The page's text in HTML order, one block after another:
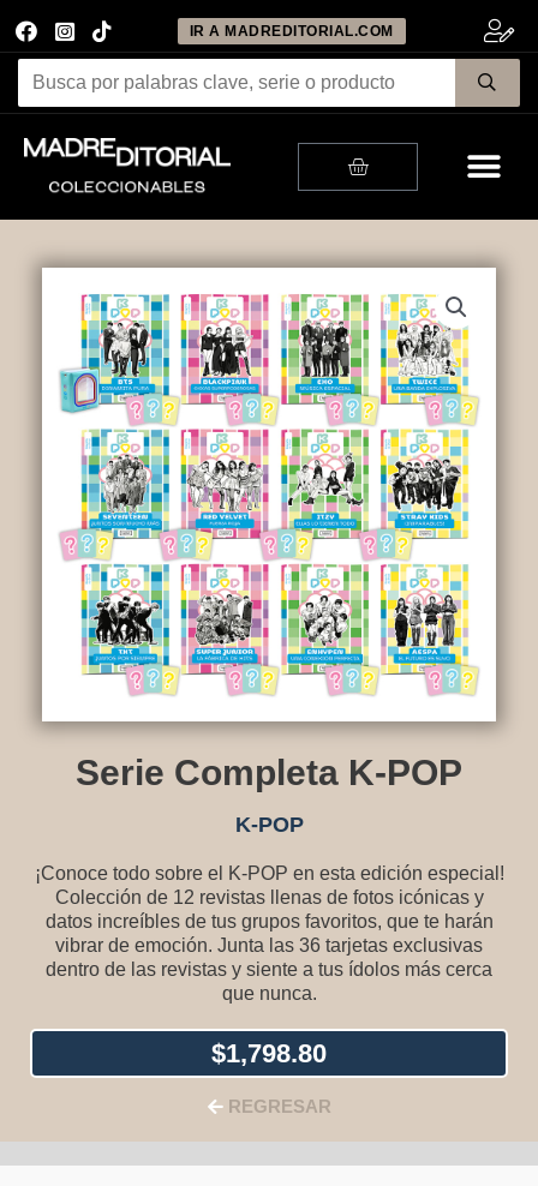
IR A MADREDITORIAL.COM
Cart
Serie Completa K-POP
K-POP
¡Conoce todo sobre el K-POP en esta edición especial!
Colección de 12 revistas llenas de fotos icónicas y
datos increíbles de tus grupos favoritos, que te harán
vibrar de emoción. Junta las 36 tarjetas exclusivas
dentro de las revistas y siente a tus ídolos más cerca
que nunca.
$1,798.80
REGRESAR